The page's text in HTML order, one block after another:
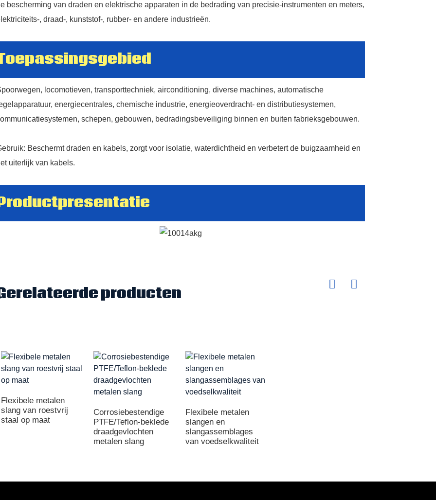
bescherming van draden en elektrische apparaten in de bedrading van precisie-instrumenten en meters,
, draad-, kunststof-, rubber- en andere industrieën.
locomotieven, transporttechniek, airconditioning, diverse machines, automatische
energiecentrales, chemische industrie, energieoverdracht- en distributiesystemen,
schepen, gebouwen, bedradingsbeveiliging binnen en buiten fabrieksgebouwen.
Beschermt draden en kabels, zorgt voor isolatie, waterdichtheid en verbetert de buigzaamheid en
uiterlijk van kabels.
producten
Flexibele metalen
slang van roestvrij
staal op maat
Corrosiebestendige
PTFE/Teflon-beklede
draadgevlochten
metalen slang
Flexibele metalen
slangen en
slangassemblages
van voedselkwaliteit